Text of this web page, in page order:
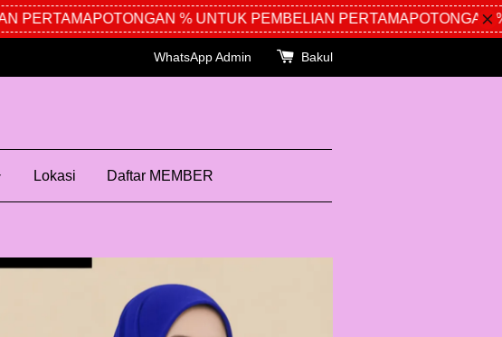
PERTAMAPOTONGAN % UNTUK PEMBELIAN PERTAMAPOTONGAN %
WhatsApp Admin Bakul
Lokasi Daftar MEMBER